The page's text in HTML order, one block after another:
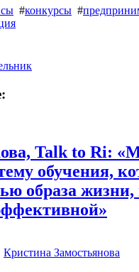
#конкурсы #
Talk to Ri:
обучения,
образа
Кристина Замостьянова